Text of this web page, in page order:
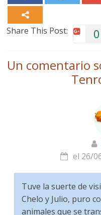
Share This Post: 0
Un comentario
el 26/
Tuve la suerte de
Chelo y Julio, puro
animales que se